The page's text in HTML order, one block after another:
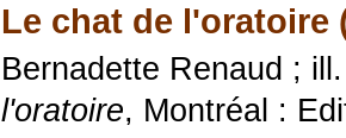
Le chat de l'oratoire
Bernadette Renaud ;
l'oratoire, Montréal :